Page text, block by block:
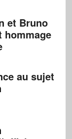
et Bruno
hommage
au sujet